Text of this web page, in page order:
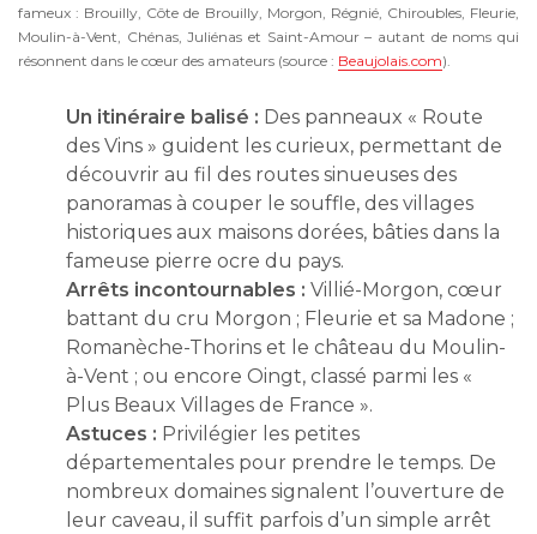
fameux : Brouilly, Côte de Brouilly, Morgon, Régnié, Chiroubles, Fleurie,
Moulin-à-Vent, Chénas, Juliénas et Saint-Amour – autant de noms qui
résonnent dans le cœur des amateurs (source : Beaujolais.com).
Un itinéraire balisé : Des panneaux « Route
des Vins » guident les curieux, permettant de
découvrir au fil des routes sinueuses des
panoramas à couper le souffle, des villages
historiques aux maisons dorées, bâties dans la
fameuse pierre ocre du pays.
Arrêts incontournables : Villié-Morgon, cœur
battant du cru Morgon ; Fleurie et sa Madone ;
Romanèche-Thorins et le château du Moulin-
à-Vent ; ou encore Oingt, classé parmi les «
Plus Beaux Villages de France ».
Astuces : Privilégier les petites
départementales pour prendre le temps. De
nombreux domaines signalent l’ouverture de
leur caveau, il suffit parfois d’un simple arrêt